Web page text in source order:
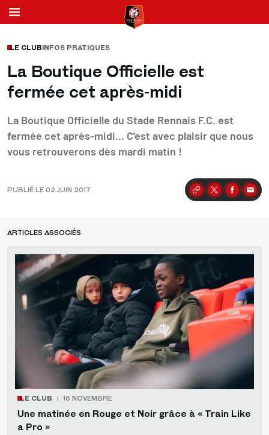
LE CLUBINFOS PRATIQUES
La Boutique Officielle est
fermée cet après-midi
La Boutique Officielle du Stade Rennais F.C. est
fermée cet après-midi... C'est avec plaisir que nous
vous retrouverons dès mardi matin !
PUBLIÉ LE 02 JUIN 2017 Partager
ARTICLES ASSOCIÉS
LE CLUB 16 NOVEMBRE
Une matinée en Rouge et Noir grâce à « Train Like
a Pro »